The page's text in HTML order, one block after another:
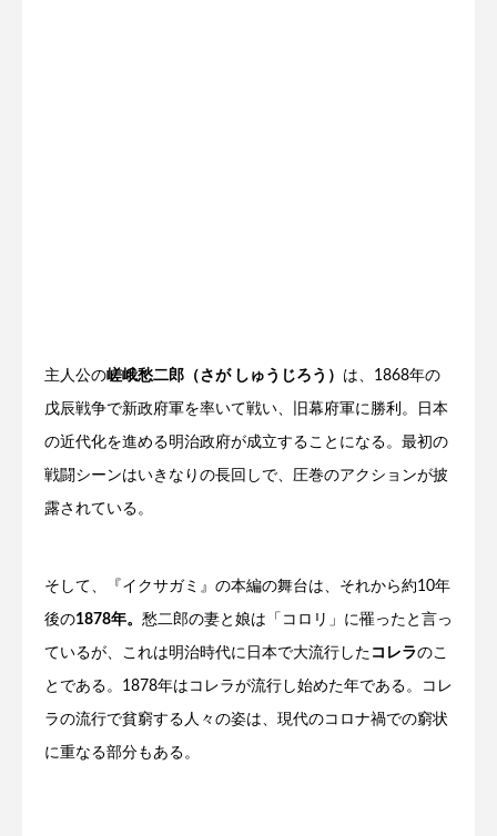
主人公の嵯峨愁二郎（さが しゅうじろう） は、1868年の
戊辰戦争で新政府軍を率いて戦い、旧幕府軍に勝利。日本
の近代化を進める明治政府が成立することになる。最初の
戦闘シーンはいきなりの長回しで、圧巻のアクションが披
露されている。
そして、『イクサガミ』の本編の舞台は、それから約10年
後の1878年。 愁二郎の妻と娘は「コロリ」に罹ったと言っ
ているが、これは明治時代に日本で大流行した コレラのこ
とである。1878年はコレラが流行し始めた年である。コレ
ラの流行で貧窮する人々の姿は、現代のコロナ禍での窮状
に重なる部分もある。